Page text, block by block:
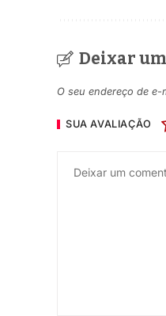
Deixar
O seu endereço de
SUA AVALIAÇÃO